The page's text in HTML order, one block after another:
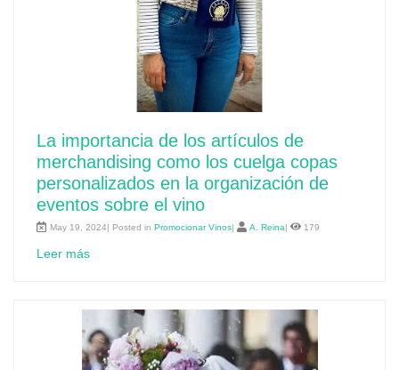
La importancia de los artículos de
merchandising como los cuelga copas
personalizados en la organización de
eventos sobre el vino
May 19, 2024| Posted in Promocionar Vinos| A. Reina| 179
Leer más